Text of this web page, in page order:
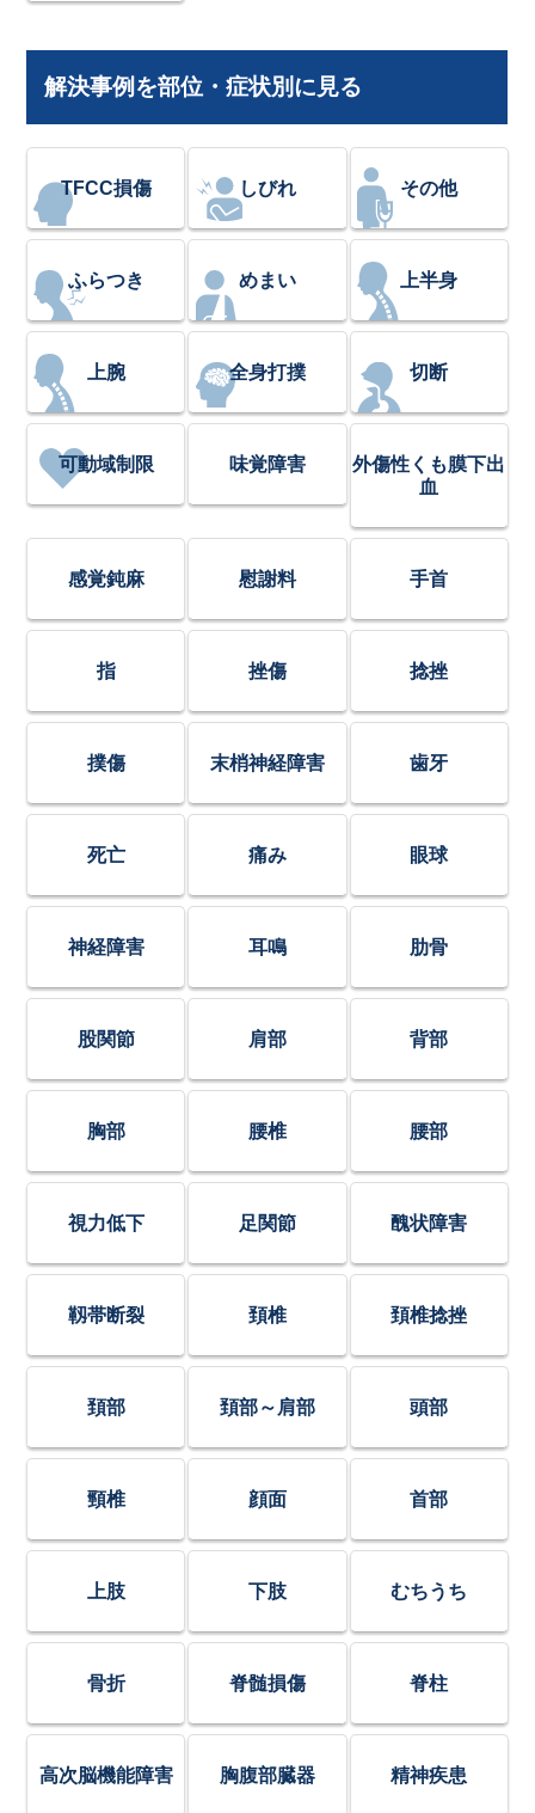
解決事例を部位・症状別に見る
TFCC損傷 しびれ その他
ふらつき めまい 上半身
上腕 全身打撲 切断
可動域制限 味覚障害
外傷性くも膜下出
血
感覚鈍麻 慰謝料 手首
指 挫傷 捻挫
撲傷 末梢神経障害 歯牙
死亡 痛み 眼球
神経障害 耳鳴 肋骨
股関節 肩部 背部
胸部 腰椎 腰部
視力低下 足関節 醜状障害
靱帯断裂 頚椎 頚椎捻挫
頚部 頚部～肩部 頭部
頸椎 顔面 首部
上肢 下肢 むちうち
骨折 脊髄損傷 脊柱
高次脳機能障害 胸腹部臓器 精神疾患